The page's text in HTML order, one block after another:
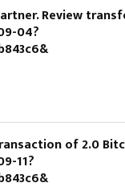
Review
04?
of 2.0
11?